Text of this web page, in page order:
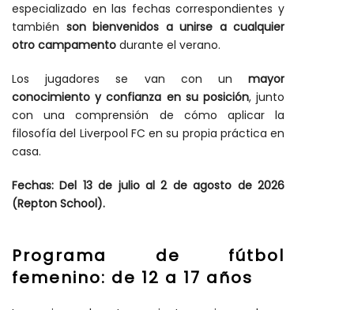
especializado en las fechas correspondientes y
también son bienvenidos a unirse a cualquier
otro campamento durante el verano.
Los jugadores se van con un mayor
conocimiento y confianza en su posición, junto
con una comprensión de cómo aplicar la
filosofía del Liverpool FC en su propia práctica en
casa.
Fechas:Del 13 de julio al 2 de agosto de 2026
(Repton School).
Programa de fútbol
femenino: de 12 a 17 años